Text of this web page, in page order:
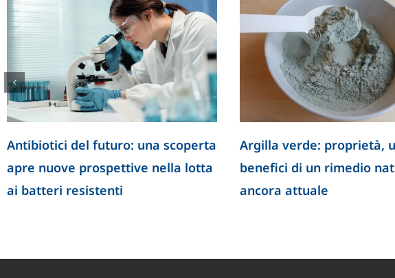
Antibiotici del futuro: una scoperta
apre nuove prospettive nella lotta
ai batteri resistenti
Argilla verde: proprietà,
benefici di un rimedio
ancora attuale